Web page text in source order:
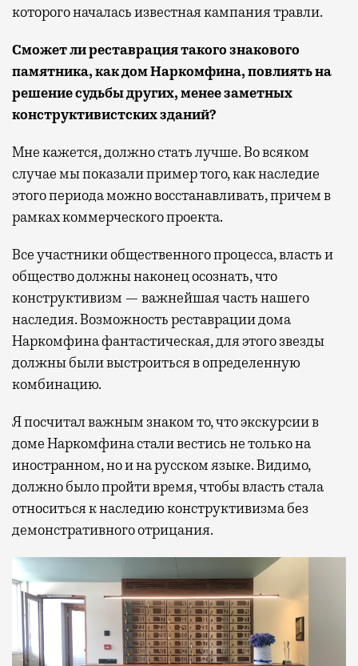
которого началась известная кампания травли.
Сможет ли реставрация такого знакового
памятника, как дом Наркомфина, повлиять на
решение судьбы других, менее заметных
конструктивистских зданий?
Мне кажется, должно стать лучше. Во всяком
случае мы показали пример того, как наследие
этого периода можно восстанавливать, причем в
рамках коммерческого проекта.
Все участники общественного процесса, власть и
общество должны наконец осознать, что
конструктивизм — важнейшая часть нашего
наследия. Возможность реставрации дома
Наркомфина фантастическая, для этого звезды
должны были выстроиться в определенную
комбинацию.
Я посчитал важным знаком то, что экскурсии в
доме Наркомфина стали вестись не только на
иностранном, но и на русском языке. Видимо,
должно было пройти время, чтобы власть стала
относиться к наследию конструктивизма без
демонстративного отрицания.